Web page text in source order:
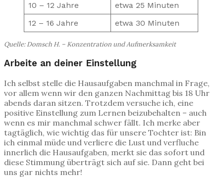
10 – 12 Jahre
etwa 25 Minuten
12 – 16 Jahre
etwa 30 Minuten
Quelle: Domsch H. – Konzentration und Aufmerksamkeit
Arbeite an deiner Einstellung
Ich selbst stelle die Hausaufgaben manchmal in Frage,
vor allem wenn wir den ganzen Nachmittag bis 18 Uhr
abends daran sitzen. Trotzdem versuche ich, eine
positive Einstellung zum Lernen beizubehalten – auch
wenn es mir manchmal schwer fällt. Ich merke aber
tagtäglich, wie wichtig das für unsere Tochter ist: Bin
ich einmal müde und verliere die Lust und verfluche
innerlich die Hausaufgaben, merkt sie das sofort und
diese Stimmung überträgt sich auf sie. Dann geht bei
uns gar nichts mehr!